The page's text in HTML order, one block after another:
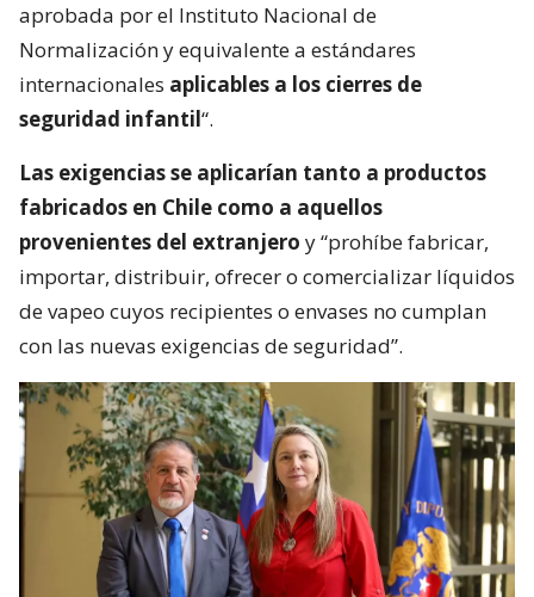
aprobada por el Instituto Nacional de
Normalización y equivalente a estándares
internacionales aplicables a los cierres de
seguridad infantil“.
Las exigencias se aplicarían tanto a productos
fabricados en Chile como a aquellos
provenientes del extranjero y “prohíbe fabricar,
importar, distribuir, ofrecer o comercializar líquidos
de vapeo cuyos recipientes o envases no cumplan
con las nuevas exigencias de seguridad”.